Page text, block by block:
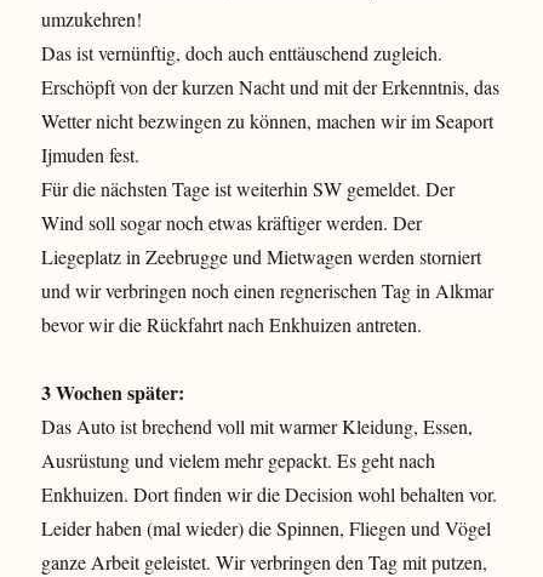
umzukehren!
Das ist vernünftig, doch auch enttäuschend zugleich.
Erschöpft von der kurzen Nacht und mit der Erkenntnis, das
Wetter nicht bezwingen zu können, machen wir im Seaport
Ijmuden fest.
Für die nächsten Tage ist weiterhin SW gemeldet. Der
Wind soll sogar noch etwas kräftiger werden. Der
Liegeplatz in Zeebrugge und Mietwagen werden storniert
und wir verbringen noch einen regnerischen Tag in Alkmar
bevor wir die Rückfahrt nach Enkhuizen antreten.
3 Wochen später:
Das Auto ist brechend voll mit warmer Kleidung, Essen,
Ausrüstung und vielem mehr gepackt. Es geht nach
Enkhuizen. Dort finden wir die Decision wohl behalten vor.
Leider haben (mal wieder) die Spinnen, Fliegen und Vögel
ganze Arbeit geleistet. Wir verbringen den Tag mit putzen,